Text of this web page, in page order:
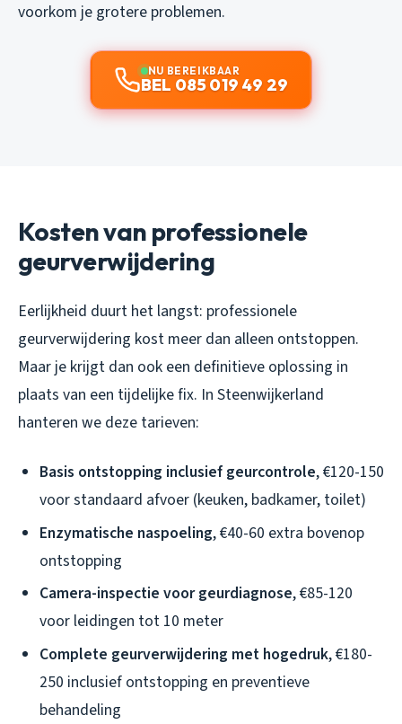
voorkom je grotere problemen.
NU BEREIKBAAR
BEL 085 019 49 29
Kosten van professionele
geurverwijdering
Eerlijkheid duurt het langst: professionele
geurverwijdering kost meer dan alleen ontstoppen.
Maar je krijgt dan ook een definitieve oplossing in
plaats van een tijdelijke fix. In Steenwijkerland
hanteren we deze tarieven:
Basis ontstopping inclusief geurcontrole, €120-150
voor standaard afvoer (keuken, badkamer, toilet)
Enzymatische naspoeling, €40-60 extra bovenop
ontstopping
Camera-inspectie voor geurdiagnose, €85-120
voor leidingen tot 10 meter
Complete geurverwijdering met hogedruk, €180-
250 inclusief ontstopping en preventieve
behandeling